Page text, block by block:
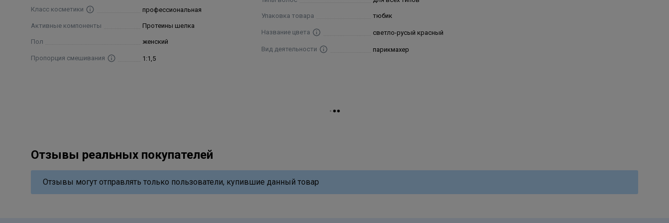
Класс косметики профессиональная
Активные компоненты Протеины шелка
Пол женский
Пропорция смешивания 1:1,5
Упаковка товара тюбик
Название цвета светло-русый красный
Вид деятельности парикмахер
Отзывы реальных покупателей
Отзывы могут отправлять только пользователи, купившие данный товар